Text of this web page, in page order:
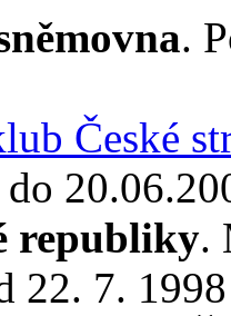
.
České
republiky.
22. 7.